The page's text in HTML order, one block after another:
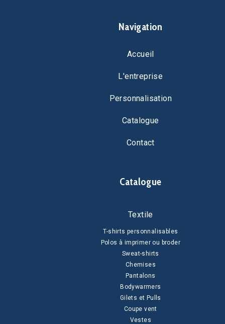
Navigation
Accueil
L'entreprise
Personnalisation
Catalogue
Contact
Catalogue
Textile
T-shirts personnalisables
Polos à imprimer ou broder
Sweat-shirts
Chemises
Pantalons
Bodywarmers
Gilets et Pulls
Coupe vent
Vestes